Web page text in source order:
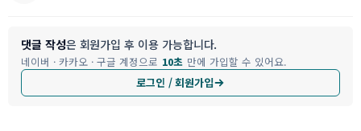
댓글 작성은 회원가입 후 이용 가능합니다.
네이버 · 카카오 · 구글 계정으로 10초 만에 가입할 수 있어요.
로그인 / 회원가입